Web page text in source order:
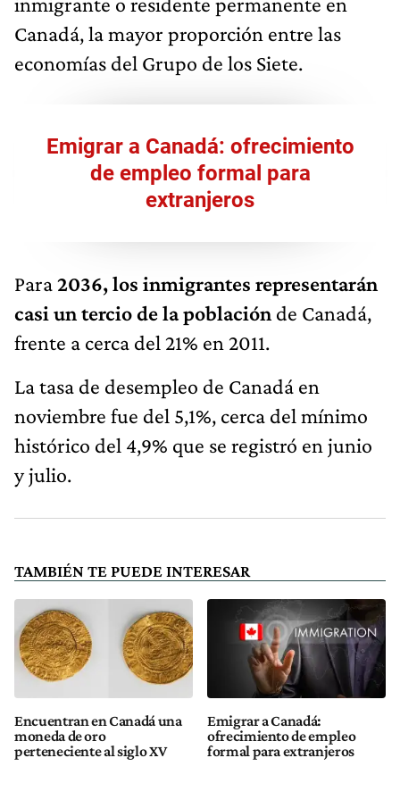
Canadá, la mayor proporción entre las
economías del Grupo de los Siete.
Emigrar a Canadá: ofrecimiento
de empleo formal para
extranjeros
Para2036, los inmigrantes representarán
casi un tercio de la población de Canadá,
frente a cerca del 21% en 2011.
La tasa de desempleo de Canadá en
noviembre fue del 5,1%, cerca del mínimo
histórico del 4,9% que se registró en junio
y julio.
TAMBIÉN TE PUEDE INTERESAR
Encuentran en Canadá una
moneda de oro
perteneciente al siglo XV
Emigrar a Canadá:
ofrecimiento de empleo
formal para extranjeros